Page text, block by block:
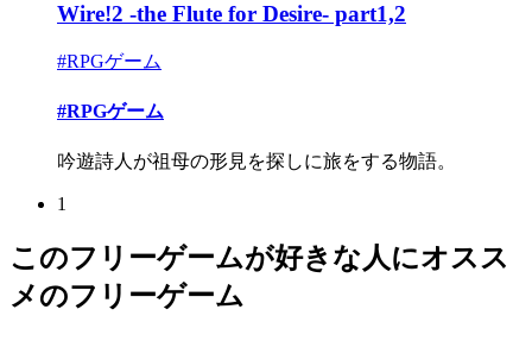
Wire!2 -the Flute for Desire- part1,2
#RPGゲーム
#RPGゲーム
吟遊詩人が祖母の形見を探しに旅をする物語。
1
このフリーゲームが好きな人にオスス
メのフリーゲーム